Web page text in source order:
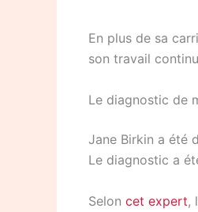
En plus de sa
son travail
Le diagnostic de
Jane Birkin a été
Le diagnostic a
Selon cet expert,